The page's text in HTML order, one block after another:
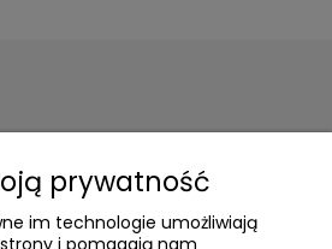
prywatność
im technologie umożliwiają
i pomagają nam